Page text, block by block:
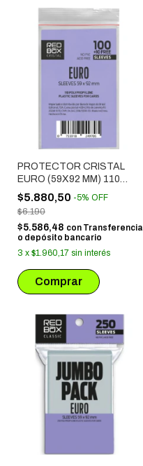
PROTECTOR CRISTAL
EURO (59X92 MM) 110
UNIDADES
$5.880,50 -5% OFF
$6.190
$5.586,48 con Transferencia
o depósito bancario
3 x $1.960,17 sin interés